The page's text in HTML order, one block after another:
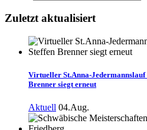
Zuletzt aktualisiert
Virtueller St.Anna-Jedermannslauf
Brenner siegt erneut
Aktuell 04.Aug.